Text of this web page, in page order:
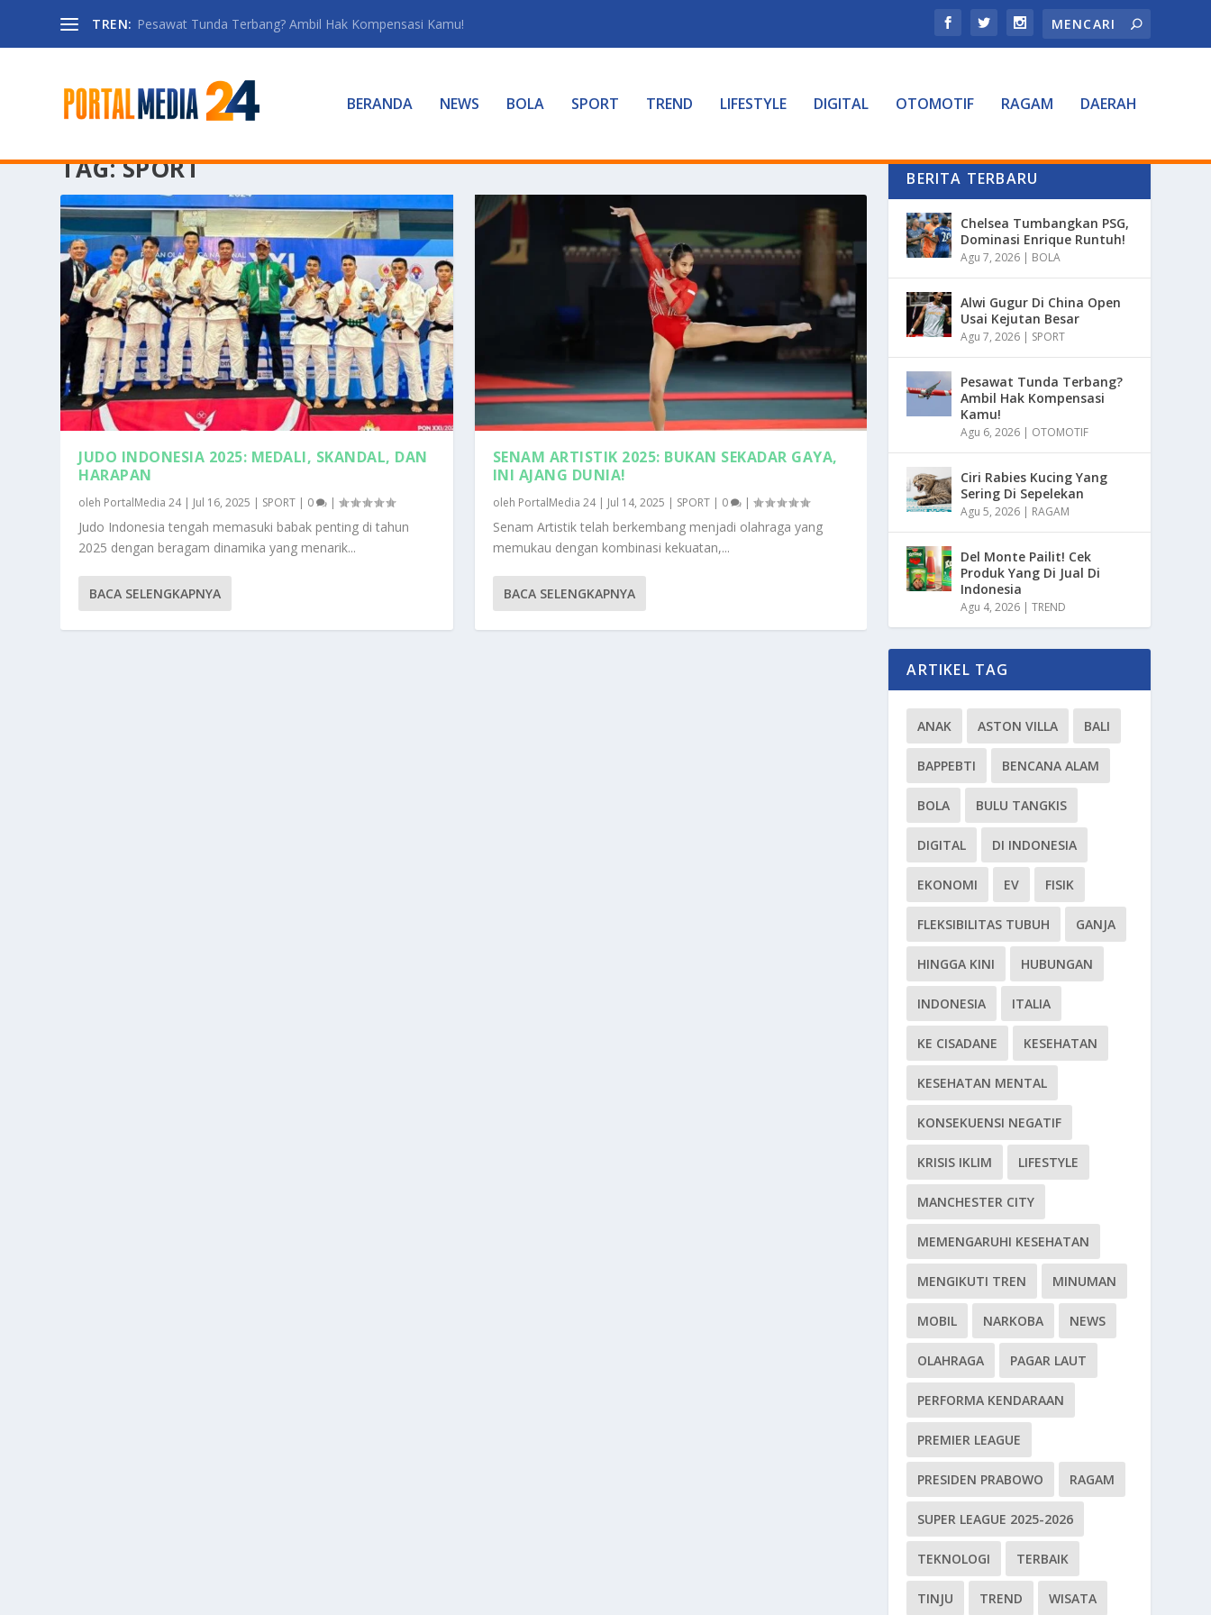
TREN: Pesawat Tunda Terbang? Ambil Hak Kompensasi Kamu!
BERANDA NEWS BOLA SPORT TREND LIFESTYLE DIGITAL OTOMOTIF RAGAM DAERAH
TAG:SPORT
JUDO INDONESIA 2025: MEDALI, SKANDAL, DAN
HARAPAN
oleh PortalMedia 24| Jul 16, 2025 SPORT 0 |
Judo Indonesia tengah memasuki babak penting di tahun
2025 dengan beragam dinamika yang menarik...
BACA SELENGKAPNYA
SENAM ARTISTIK 2025: BUKAN SEKADAR GAYA,
INI AJANG DUNIA!
oleh PortalMedia 24| Jul 14, 2025 SPORT| 0 |
Senam Artistik telah berkembang menjadi olahraga yang
memukau dengan kombinasi kekuatan,...
BACA SELENGKAPNYA
BERITA TERBARU
Chelsea Tumbangkan PSG,
Dominasi Enrique Runtuh!
Agu 7, 2026 | BOLA
Alwi Gugur Di China Open
Usai Kejutan Besar
Agu 7, 2026 | SPORT
Pesawat Tunda Terbang?
Ambil Hak Kompensasi
Kamu!
Agu 6, 2026 | OTOMOTIF
Ciri Rabies Kucing Yang
Sering Di Sepelekan
Agu 5, 2026 | RAGAM
Del Monte Pailit! Cek
Produk Yang Di Jual Di
Indonesia
Agu 4, 2026 |TREND
ARTIKEL TAG
ANAK ASTON VILLA BALI
BAPPEBTI BENCANA ALAM
BOLA BULU TANGKIS
DIGITAL DI INDONESIA
EKONOMI EV FISIK
FLEKSIBILITAS TUBUH GANJA
HINGGA KINI HUBUNGAN
INDONESIA ITALIA
KE CISADANE KESEHATAN
KESEHATAN MENTAL
KONSEKUENSI NEGATIF
KRISIS IKLIM LIFESTYLE
MANCHESTER CITY
MEMENGARUHI KESEHATAN
MENGIKUTI TREN MINUMAN
MOBIL NARKOBA NEWS
OLAHRAGA PAGAR LAUT
PERFORMA KENDARAAN
PREMIER LEAGUE
PRESIDEN PRABOWO RAGAM
SUPER LEAGUE 2025-2026
TEKNOLOGI TERBAIK
TINJU TREND WISATA